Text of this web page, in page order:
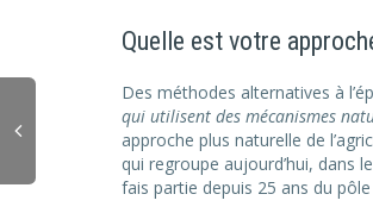
Quelle est votre
Des méthodes alternatives à
qui utilisent des mécanismes
approche plus naturelle de
qui regroupe aujourd’hui, dans
fais partie depuis 25 ans du